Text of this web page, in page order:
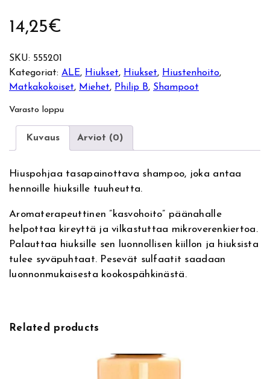
14,25€
SKU: 555201
Kategoriat:ALE, Hiukset, Hiukset, Hiustenhoito
Matkakokoiset, Miehet, Philip B, Shampoot
Varasto loppu
Kuvaus Arviot (0)
Hiuspohjaa tasapainottava shampoo, joka antaa
hennoille hiuksille tuuheutta.
Aromaterapeuttinen ”kasvohoito” päänahalle
helpottaa kireyttä ja vilkastuttaa mikroverenkiertoa.
Palauttaa hiuksille sen luonnollisen kiillon ja hiuksista
tulee syväpuhtaat. Pesevät sulfaatit saadaan
luonnonmukaisesta kookospähkinästä.
Related products